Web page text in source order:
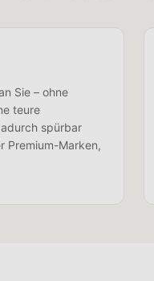
Sie – ohne
teure
spürbar
Premium-Marken,